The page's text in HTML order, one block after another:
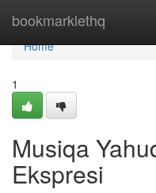
bookmarklethq
Home
Home
1
Musiqa
Ekspresi